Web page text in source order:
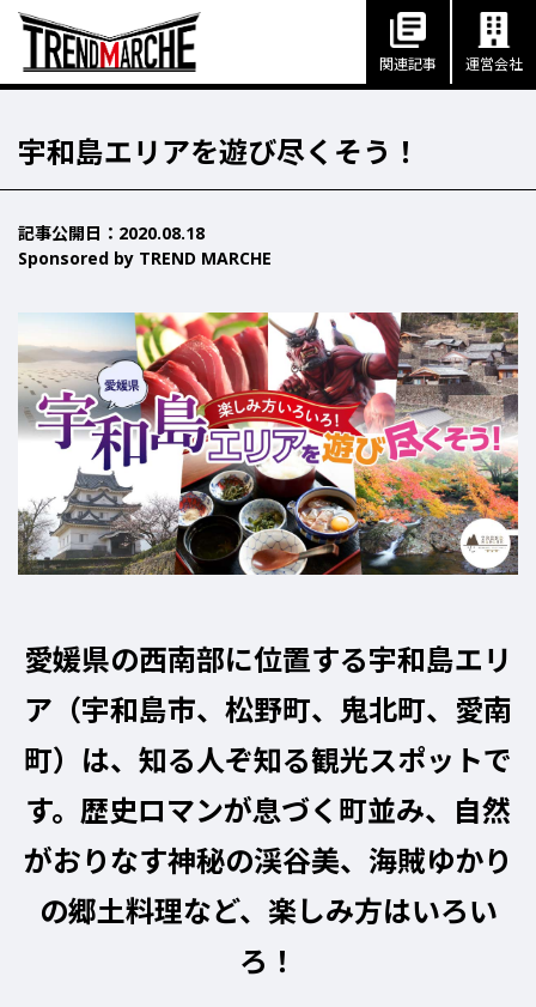
関連記事 運営会社
宇和島エリアを遊び尽くそう！
記事公開⽇：2020.08.18
Sponsored by TREND MARCHE
愛媛県の西南部に位置する宇和島エリ
ア（宇和島市、松野町、鬼北町、愛南
町）は、知る人ぞ知る観光スポットで
す。歴史ロマンが息づく町並み、自然
がおりなす神秘の渓谷美、海賊ゆかり
の郷土料理など、楽しみ方はいろい
ろ！